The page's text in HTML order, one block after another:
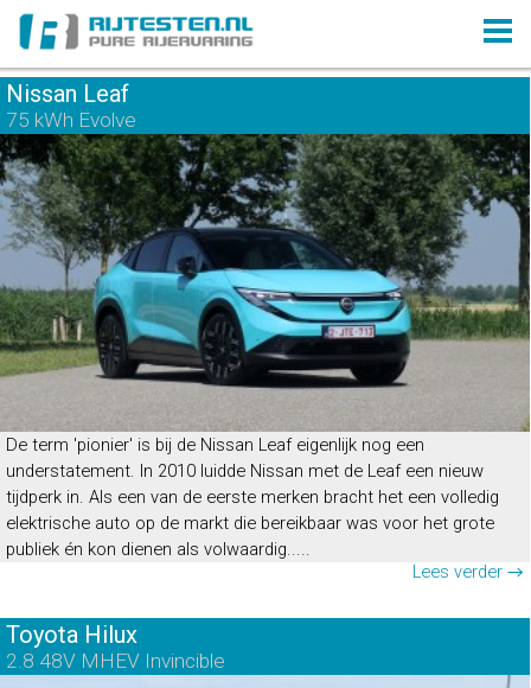
Nissan Leaf
75 kWh Evolve
De term 'pionier' is bij de Nissan Leaf eigenlijk nog een
understatement. In 2010 luidde Nissan met de Leaf een nieuw
tijdperk in. Als een van de eerste merken bracht het een volledig
elektrische auto op de markt die bereikbaar was voor het grote
publiek én kon dienen als volwaardig.....
Lees verder →
Toyota Hilux
2.8 48V MHEV Invincible